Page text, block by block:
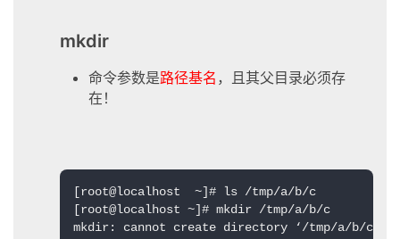
mkdir
命令参数是路径基名 ，且其父目录必须存
在！
[root@localhost  ~]# ls /tmp/a/b/c
[root@localhost ~]# mkdir /tmp/a/b/c
mkdir: cannot create directory ‘/tmp/a/b/